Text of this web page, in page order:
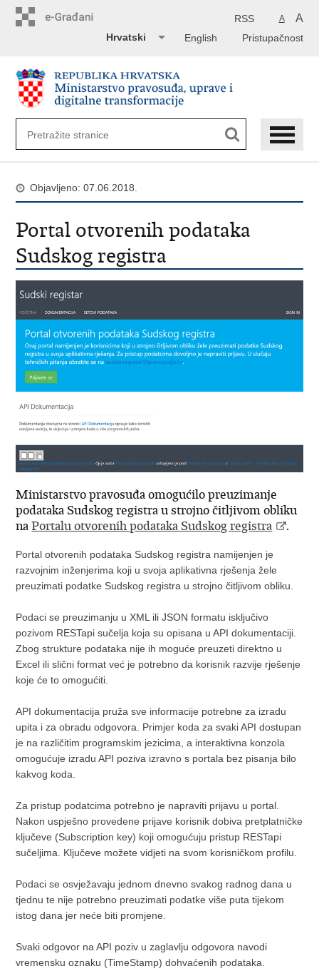
A A
RSS
Pristupačnost
English
Hrvatski
Objavljeno: 07.06.2018.
Portal otvorenih podataka
Sudskog registra
Ministarstvo pravosuđa omogućilo preuzimanje
podataka Sudskog registra u strojno čitljivom obliku
naPortalu otvorenih podataka Sudskog registra .
Portal otvorenih podataka Sudskog registra namijenjen je
razvojnim inženjerima koji u svoja aplikativna rješenja žele
preuzimati podatke Sudskog registra u strojno čitljivom obliku.
Podaci se preuzimanju u XML ili JSON formatu isključivo
pozivom RESTapi sučelja koja su opisana u API dokumentaciji.
Zbog strukture podataka nije ih moguće preuzeti direktno u
Excel ili slični format već je potrebno da korisnik razvije rješenje
koje će to omogućiti.
API dokumentacija pruža sve informacije potrebne za izradu
upita i za obradu odgovora. Primjer koda za svaki API dostupan
je na različitim programskim jezicima, a interaktivna konzola
omogućuje izradu API poziva izravno s portala bez pisanja bilo
kakvog koda.
Za pristup podatcima potrebno je napraviti prijavu u portal.
Nakon uspješno provedene prijave korisnik dobiva pretplatničke
ključeve (Subscription key) koji omogućuju pristup RESTapi
sučeljima. Ključeve možete vidjeti na svom korisničkom profilu.
Podaci se osvježavaju jednom dnevno svakog radnog dana u
tjednu te nije potrebno preuzimati podatke više puta tijekom
istog dana jer neće biti promjene.
Svaki odgovor na API poziv u zaglavlju odgovora navodi
vremensku oznaku (TimeStamp) dohvaćenih podataka.